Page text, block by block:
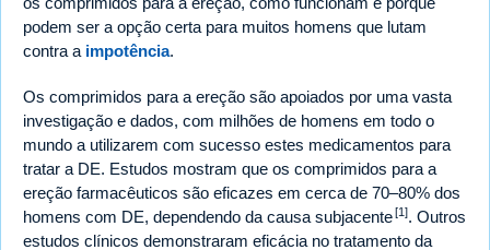
podem ser a opção certa para muitos homens que lutam
contra a impotência.
Os comprimidos para a ereção são apoiados por uma vasta
investigação e dados, com milhões de homens em todo o
mundo a utilizarem com sucesso estes medicamentos para
tratar a DE. Estudos mostram que os comprimidos para a
ereção farmacêuticos são eficazes em cerca de 70–80% dos
homens com DE, dependendo da causa subjacente[1]. Outros
estudos clínicos demonstraram eficácia no tratamento da